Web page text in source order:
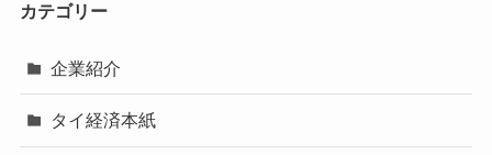
カテゴリー
企業紹介
タイ経済本紙